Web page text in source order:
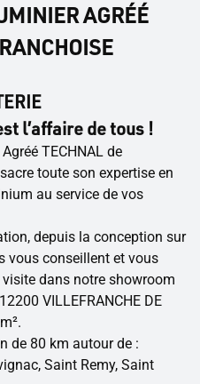
AGRÉÉ
l’affaire de tous !
TECHNAL de
toute son expertise en
au service de vos
depuis la conception sur
vous conseillent et vous
dans notre showroom
VILLEFRANCHE DE
de 80 km autour de :
Saint Remy, Saint